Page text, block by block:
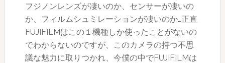
フジノンレンズが凄いのか、センサーが凄いの
か、フィルムシュミレーションが凄いのか…正直
FUJIFILMはこの１機種しか使ったことがないの
でわからないのですが、このカメラの持つ不思
議な魅力に取りつかれ、今僕の中でFUJIFILMは